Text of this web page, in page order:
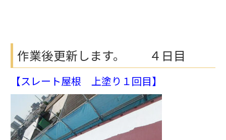
作業後更新します。 ４日目
【スレート屋根 上塗り１回目】